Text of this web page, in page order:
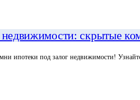
недвижимости: скрытые
ипотеки под залог недвижимости!